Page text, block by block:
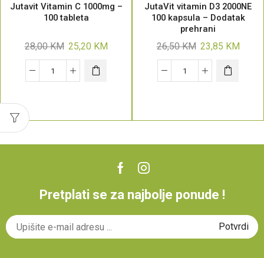
Jutavit Vitamin C 1000mg –
100 tableta
28,00KM 25,20 KM
JutaVit vitamin D3 2000NE
100 kapsula – Dodatak
prehrani
26,50KM 23,85 KM
Pretplati se za najbolje ponude !